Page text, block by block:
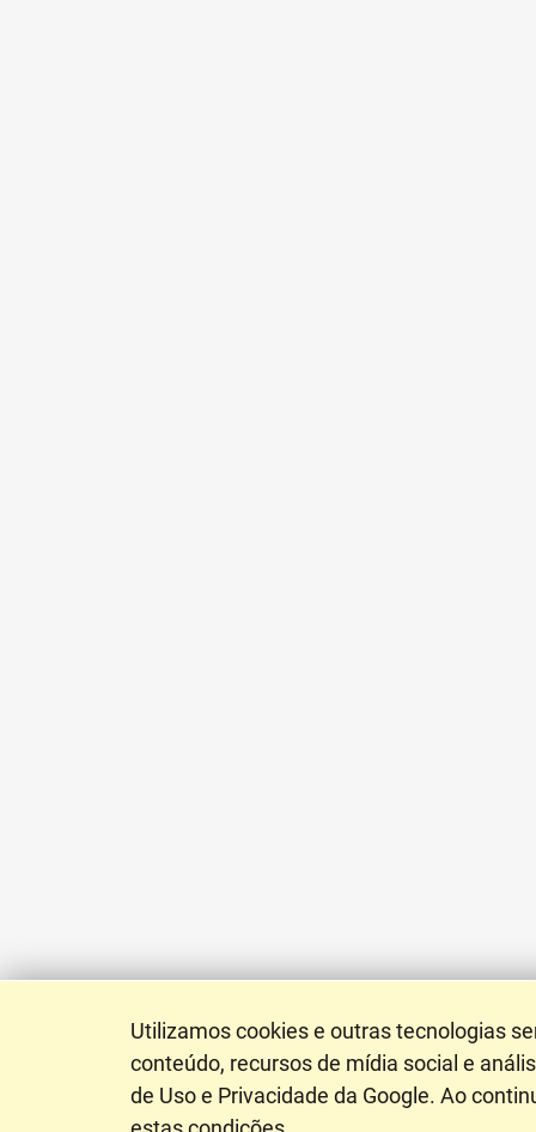
Utilizamos cookies e outras tecnologias
conteúdo, recursos de mídia social e
de Uso e Privacidade da Google. Ao